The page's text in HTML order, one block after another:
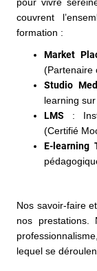
couvrent
formation :
Market
(Partenaire
Studio
learning
LMS :
(Certifié
E-learning
Nos savoir-faire
nos prestations.
lequel se